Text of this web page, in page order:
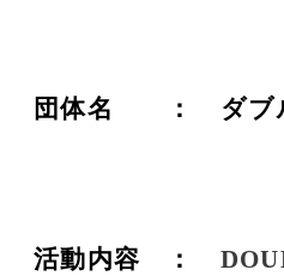
団体名 ： ダブ
活動内容 ：